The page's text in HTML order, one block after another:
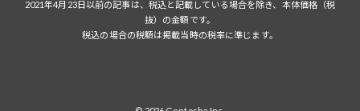
2021年4月23日以前の記事は、税込と記載している場合を除き、本体価格（税
抜）の金額です。
税込の場合の税額は掲載当時の税率に準じます。